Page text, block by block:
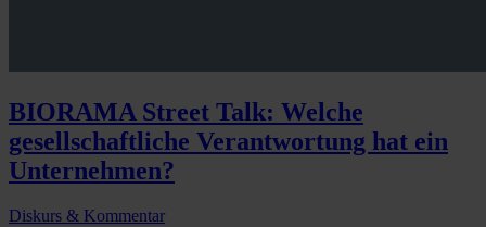
BIORAMA Street Talk: Welche
gesellschaftliche Verantwortung hat ein
Unternehmen?
Diskurs & Kommentar